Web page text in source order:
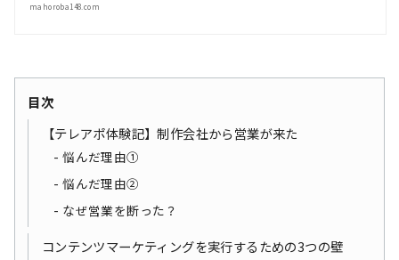
mahoroba148.com
目次
【テレアポ体験記】制作会社から営業が来た
悩んだ理由①
悩んだ理由②
なぜ営業を断った？
コンテンツマーケティングを実行するための3つの壁